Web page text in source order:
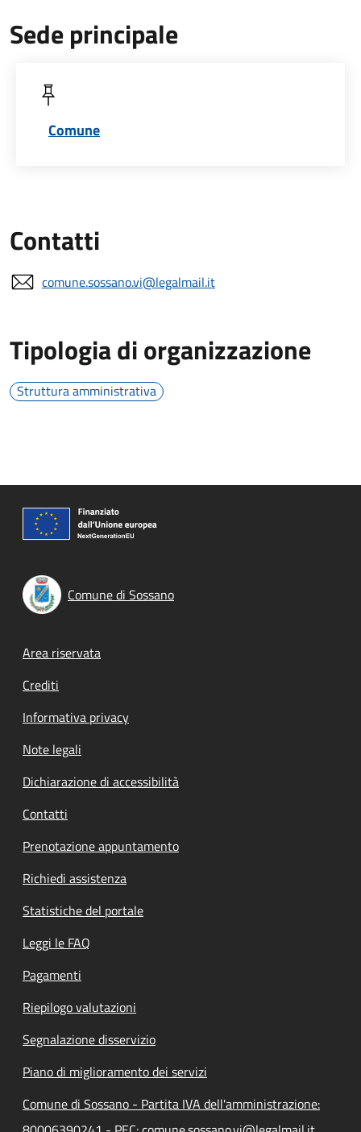
Sede principale
Comune
Contatti
comune.sossano.vi@legalmail.it
Tipologia di organizzazione
Struttura amministrativa
Comune di Sossano
Footer menu
Area riservata
Crediti
Informativa privacy
Note legali
Dichiarazione di accessibilità
Contatti
Prenotazione appuntamento
Richiedi assistenza
Statistiche del portale
Leggi le FAQ
Pagamenti
Riepilogo valutazioni
Segnalazione disservizio
Piano di miglioramento dei servizi
Comune di Sossano - Partita IVA dell'amministrazione: